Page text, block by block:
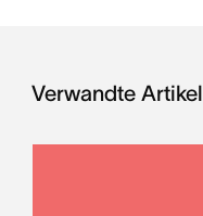
Verwandte Artikel